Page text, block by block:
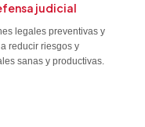
judicial
legales preventivas y
reducir riesgos y
sanas y productivas.